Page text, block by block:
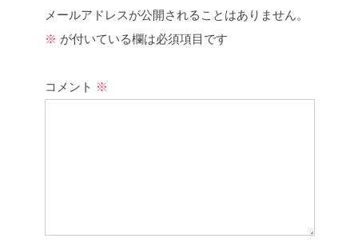
メールアドレスが公開されることはありません。
※ が付いている欄は必須項目です
コメント ※